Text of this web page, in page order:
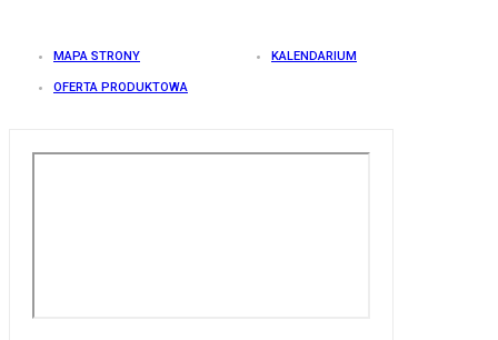
MAPA STRONY KALENDARIUM
OFERTA PRODUKTOWA